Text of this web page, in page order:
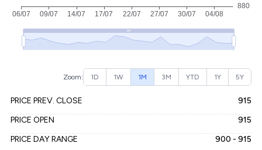
Zoom: 1D 1W 1M 3M YTD 1Y 5Y
PRICE PREV. CLOSE
915
PRICE OPEN
915
PRICE DAY RANGE
900 - 915